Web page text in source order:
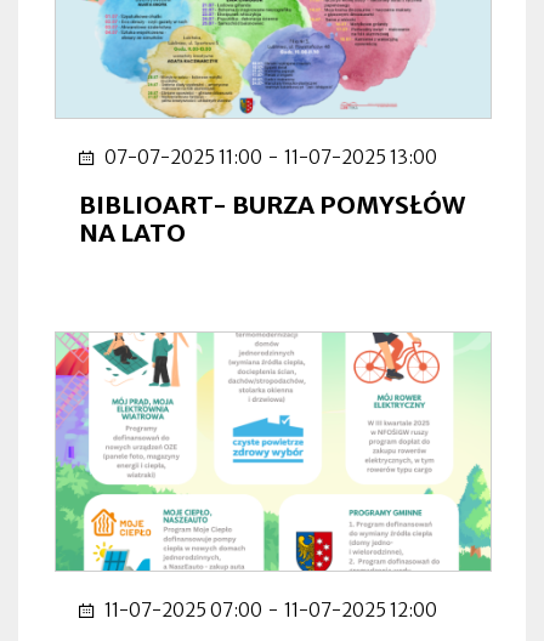
07-07-2025 11:00 - 11-07-2025 13:00
BIBLIOART- BURZA POMYSŁÓW
NA LATO
11-07-2025 07:00 - 11-07-2025 12:00